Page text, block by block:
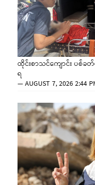
ထိုင်းစာသင်ကျောင်း ပစ်ခ
ရ
—AUGUST 7, 2026 2:44